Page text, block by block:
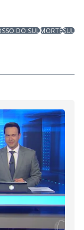
DO SULMORTESUL